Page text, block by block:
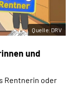
und
Rentnerin oder
Quelle:DRV